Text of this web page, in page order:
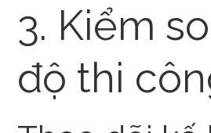
3. Kiểm
độ thi